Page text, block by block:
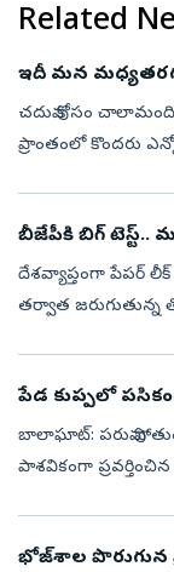
Related
ఇదీ మన
చదువు కోసం
ప్రాంతంలో కొందరు
బీజేపీకి బిగ్‌ టెస్ట్‌..
దేశవ్యాప్తంగా పేపర్‌
తర్వాత
పేడ కుప్పలో
బాలాఘాట్‌: పరువు
పాశవికంగా
భోజ్‌శాల పొరుగున